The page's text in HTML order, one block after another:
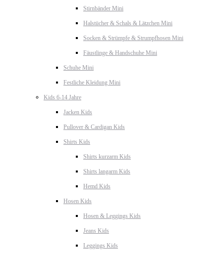
Stirnbänder Mini
Halstücher & Schals & Lätzchen Mini
Socken & Strümpfe & Strumpfhosen Mini
Fäustlinge & Handschuhe Mini
Schuhe Mini
Festliche Kleidung Mini
Kids 6-14 Jahre
Jacken Kids
Pullover & Cardigan Kids
Shirts Kids
Shirts kurzarm Kids
Shirts langarm Kids
Hemd Kids
Hosen Kids
Hosen & Leggings Kids
Jeans Kids
Leggings Kids